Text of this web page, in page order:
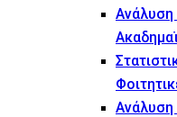
Ανάλυση